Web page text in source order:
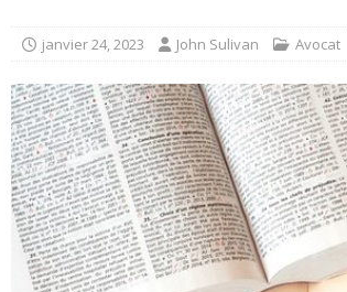
janvier 24, 2023 John Sulivan Avocat